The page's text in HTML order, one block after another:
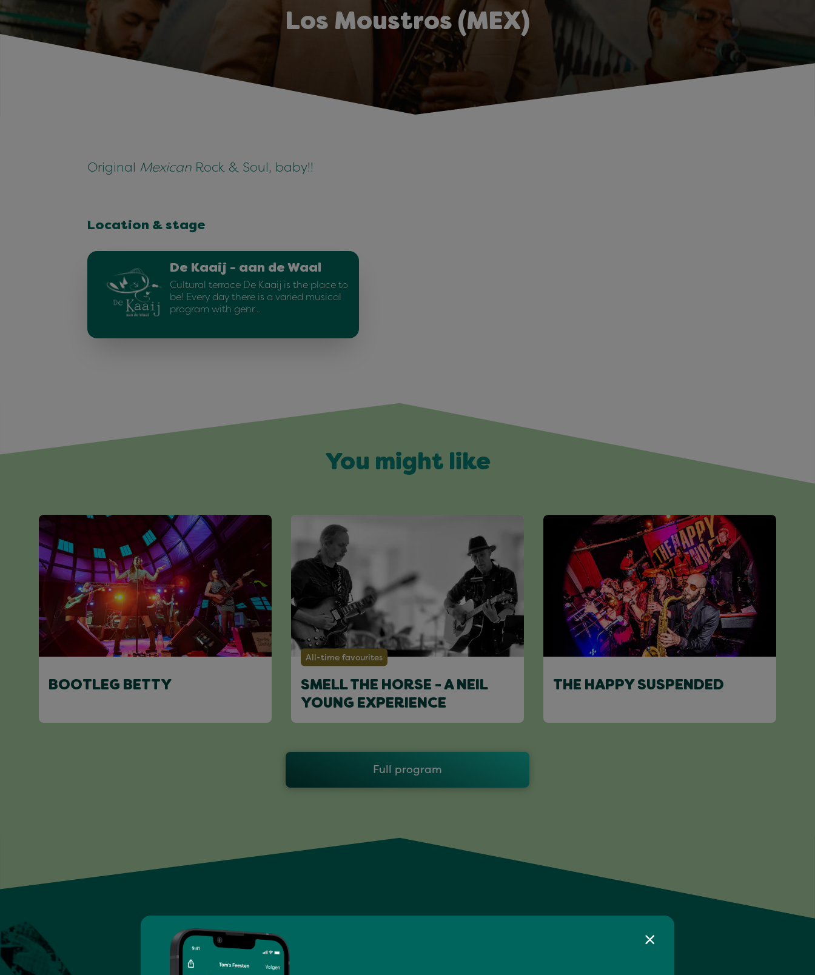
Los Moustros (MEX)
Original Mexican Rock & Soul, baby!!
Location & stage
De Kaaij - aan de Waal
Cultural terrace De Kaaij is the place to
be! Every day there is a varied musical
program with genr…
You might like
BOOTLEG BETTY
All-time favourites
SMELL THE HORSE - A NEIL
YOUNG EXPERIENCE
THE HAPPY SUSPENDED
Full program